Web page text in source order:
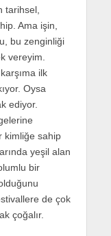
tarihsel,
Ama işin,
bu zenginliği
vereyim.
ilk
Oysa
ediyor.
kimliğe sahip
yeşil alan
bir
de çok
çoğalır.